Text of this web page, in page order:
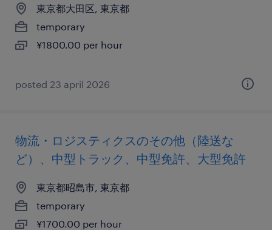
東京都大田区, 東京都
temporary
¥1800.00 per hour
posted 23 april 2026
物流・ロジスティクスのその他（陸送な
ど）、中型トラック、中型免許、大型免許
東京都昭島市, 東京都
temporary
¥1700.00 per hour